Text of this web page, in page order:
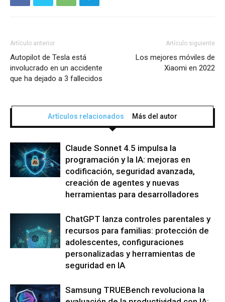
Artículo anterior
Autopilot de Tesla está
involucrado en un accidente
que ha dejado a 3 fallecidos
Artículo siguiente
Los mejores móviles de
Xiaomi en 2022
Artículos relacionados Más del autor
Claude Sonnet 4.5 impulsa la
programación y la IA: mejoras en
codificación, seguridad avanzada,
creación de agentes y nuevas
herramientas para desarrolladores
ChatGPT lanza controles parentales y
recursos para familias: protección de
adolescentes, configuraciones
personalizadas y herramientas de
seguridad en IA
Samsung TRUEBench revoluciona la